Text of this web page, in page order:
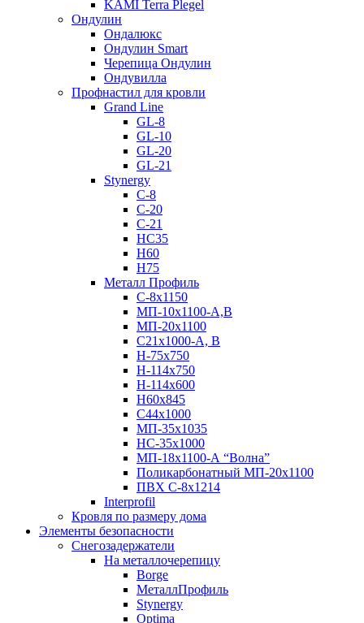
KAMI Terra Plegel
Ондулин
Ондалюкс
Ондулин Smart
Черепица Ондулин
Ондувилла
Профнастил для кровли
Grand Line
GL-8
GL-10
GL-20
GL-21
Stynergy
C-8
C-20
C-21
НС35
Н60
H75
Металл Профиль
С-8х1150
МП-10x1100-А,В
МП-20х1100
С21х1000-А, В
H-75х750
Н-114х750
Н-114х600
Н60х845
С44х1000
МП-35х1035
НС-35х1000
МП-18х1100-А “Волна”
Поликарбонатный МП-20х1100
ПВХ С-8х1214
Interprofil
Кровля по размеру дома
Элементы безопасности
Снегозадержатели
На металлочерепицу
Borge
МеталлПрофиль
Stynergy
Optima